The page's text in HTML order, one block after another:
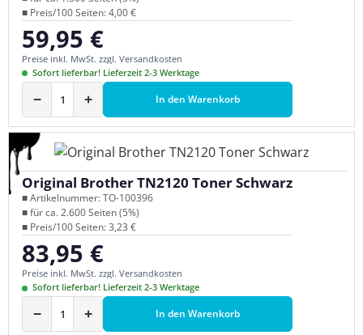
■ Preis/100 Seiten: 4,00 €
Regulärer Preis:
59,95 €
Preise inkl. MwSt. zzgl. Versandkosten
Sofort lieferbar! Lieferzeit 2-3 Werktage
− + In den Warenkorb
Original Brother TN2120 Toner Schwarz
■ Artikelnummer: TO-100396
■ für ca. 2.600 Seiten (5%)
■ Preis/100 Seiten: 3,23 €
Regulärer Preis:
83,95 €
Preise inkl. MwSt. zzgl. Versandkosten
Sofort lieferbar! Lieferzeit 2-3 Werktage
− + In den Warenkorb